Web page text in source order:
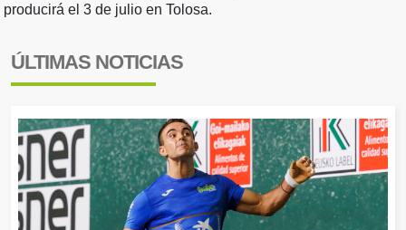
producirá el 3 de julio en Tolosa.
ÚLTIMAS NOTICIAS